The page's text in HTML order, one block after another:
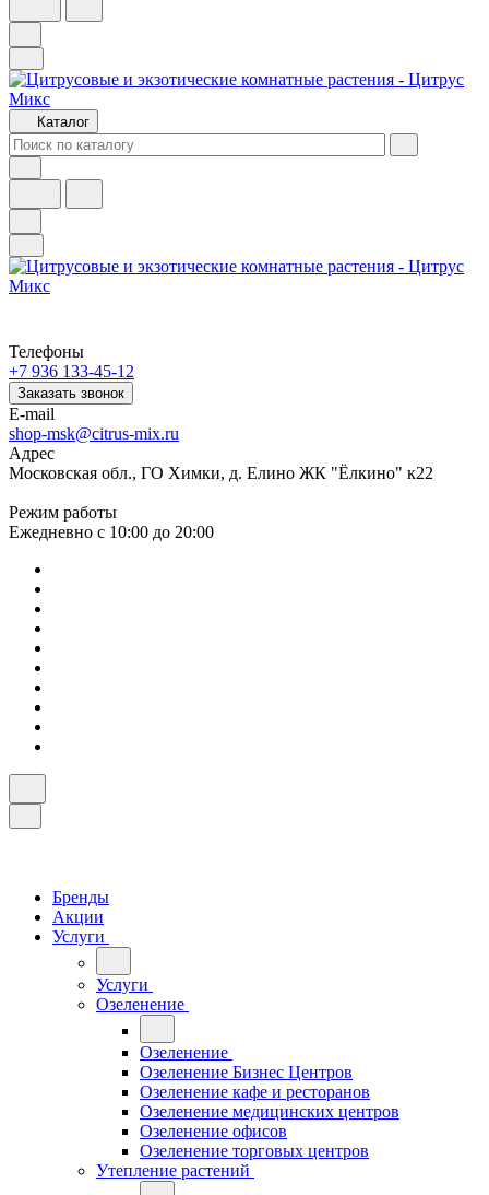
Каталог
Телефоны
+7 936 133-45-12
Заказать звонок
E-mail
shop-msk@citrus-mix.ru
Адрес
Московская обл., ГО Химки, д. Елино ЖК "Ёлкино" к22
Режим работы
Ежедневно с 10:00 до 20:00
Бренды
Акции
Услуги
Услуги
Озеленение
Озеленение
Озеленение Бизнес Центров
Озеленение кафе и ресторанов
Озеленение медицинских центров
Озеленение офисов
Озеленение торговых центров
Утепление растений